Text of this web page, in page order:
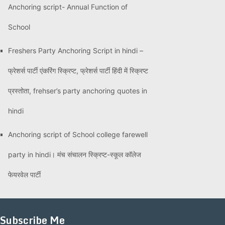
Anchoring script- Annual Function of
School
Freshers Party Anchoring Script in hindi –
फ्रेशर्स पार्टी एंकरिंग स्क्रिप्ट, फ्रेशर्स पार्टी हिंदी में स्क्रिप्ट
प्रस्तोता, frehser’s party anchoring quotes in
hindi
Anchoring script of School college farewell
party in hindi। मंच संचालन स्क्रिप्ट-स्कूल कॉलेज
फेयरवेल पार्टी
Subscribe Me